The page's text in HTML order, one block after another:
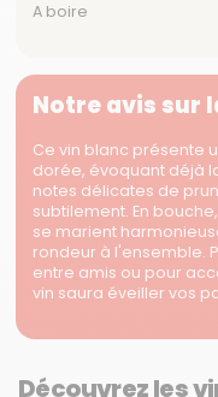
A boire
Notre avis sur
Ce vin blanc présente
dorée, évoquant déjà
notes délicates de
subtilement. En
se marient
rondeur à l'ensemble.
entre amis ou pour
vin saura éveiller vos
Découvrez les